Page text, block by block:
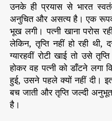
उनके ही प्रयास से भारत
अनुचित और असत्य है। एक
भूख लगी। पत्नी खाना परोस
लेकिन, तृप्ति नहीं हो रही
ग्यारहवीं रोटी खाई तो उसे
होकर वह पत्नी को डाँटने लगा
हुई, उसने पहले क्यों नहीं दी।
बच जाती और तृप्ति जल्दी
है।